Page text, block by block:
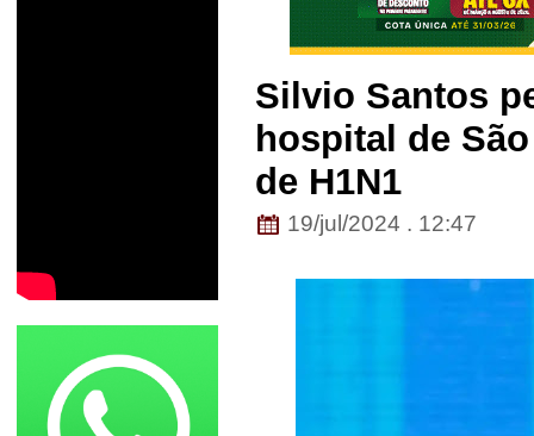
Silvio Santos
hospital de
de H1N1
19/jul/2024 . 12:47